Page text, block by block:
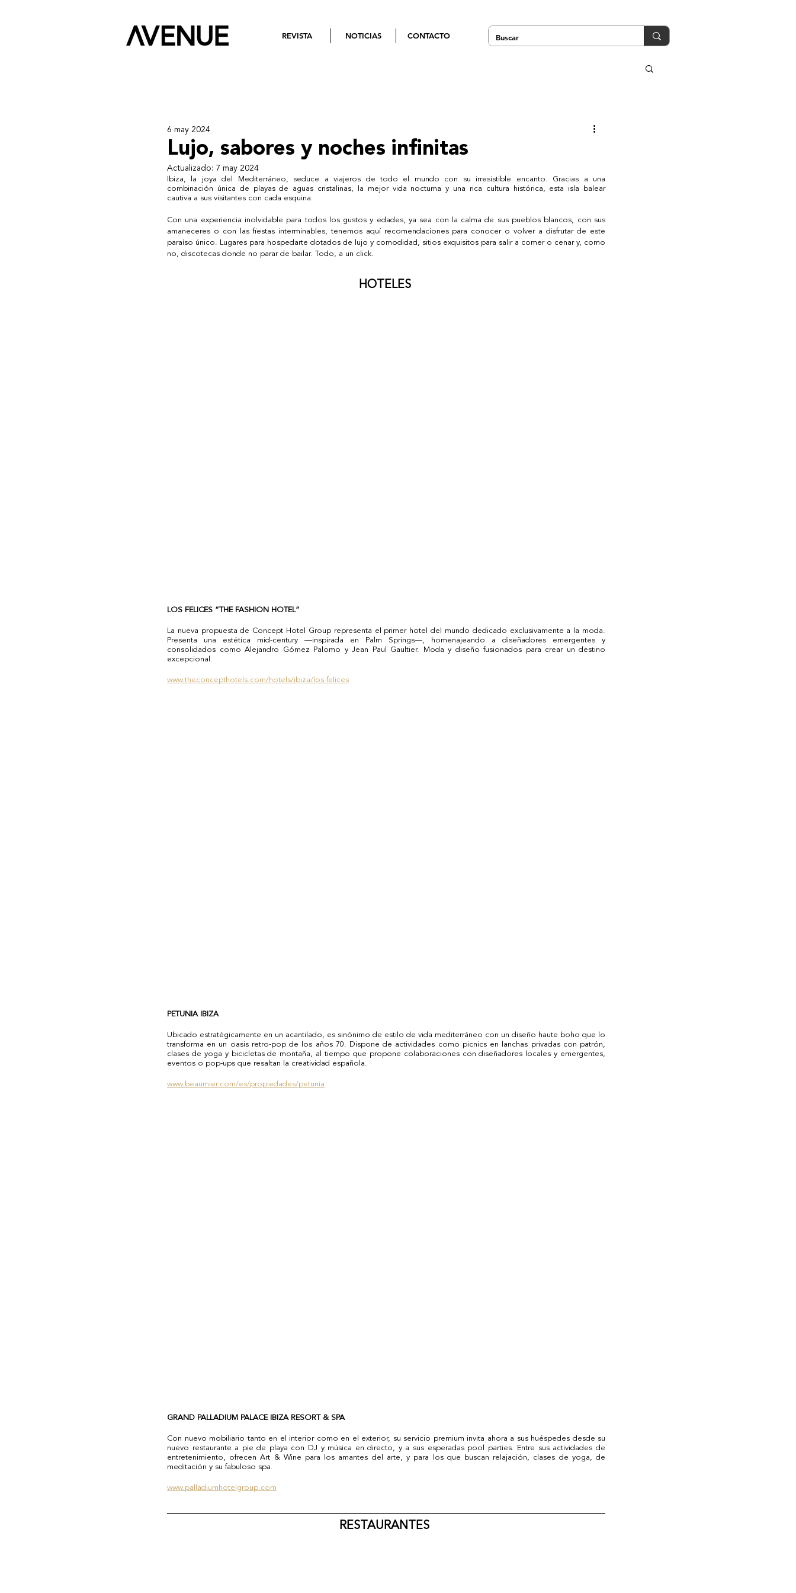
REVISTA NOTICIAS CONTACTO
Lujo, sabores y noches infinitas
6 may 2024
Actualizado: 7 may 2024
Ibiza, la joya del Mediterráneo, seduce a viajeros de todo el mundo con su irresistible encanto. Gracias a una
combinación única de playas de aguas cristalinas, la mejor vida nocturna y una rica cultura histórica, esta isla balear
cautiva a sus visitantes con cada esquina.
Con una experiencia inolvidable para todos los gustos y edades, ya sea con la calma de sus pueblos blancos, con sus
amaneceres o con las fiestas interminables, tenemos aquí recomendaciones para conocer o volver a disfrutar de este
paraíso único. Lugares para hospedarte dotados de lujo y comodidad, sitios exquisitos para salir a comer o cenar y, como
no, discotecas donde no parar de bailar. Todo, a un click.
HOTELES
LOS FELICES “THE FASHION HOTEL”
La nueva propuesta de Concept Hotel Group representa el primer hotel del mundo dedicado exclusivamente a la moda.
Presenta una estética mid-century —inspirada en Palm Springs—, homenajeando a diseñadores emergentes y
consolidados como Alejandro Gómez Palomo y Jean Paul Gaultier. Moda y diseño fusionados para crear un destino
excepcional.
www.theconcepthotels.com/hotels/ibiza/los-felices
PETUNIA IBIZA
Ubicado estratégicamente en un acantilado, es sinónimo de estilo de vida mediterráneo con un diseño haute boho que lo
transforma en un oasis retro-pop de los años 70. Dispone de actividades como picnics en lanchas privadas con patrón,
clases de yoga y bicicletas de montaña, al tiempo que propone colaboraciones con diseñadores locales y emergentes,
eventos o pop-ups que resaltan la creatividad española.
www.beaumier.com/es/propiedades/petunia
GRAND PALLADIUM PALACE IBIZA RESORT & SPA
Con nuevo mobiliario tanto en el interior como en el exterior, su servicio premium invita ahora a sus huéspedes desde su
nuevo restaurante a pie de playa con DJ y música en directo, y a sus esperadas pool parties. Entre sus actividades de
entretenimiento, ofrecen Art & Wine para los amantes del arte, y para los que buscan relajación, clases de yoga, de
meditación y su fabuloso spa.
www.palladiumhotelgroup.com
RESTAURANTES